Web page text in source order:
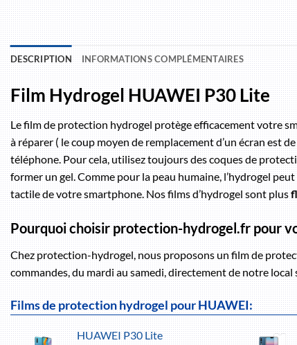
DESCRIPTION INFORMATIONS COMPLÉMENTAIRES
Film Hydrogel HUAWEI P30 Lite
Le film de protection hydrogel protège efficacement votre
à réparer ( le coup moyen de remplacement d’un écran est
téléphone. Pour cela, utilisez toujours des coques de
former un gel. Comme pour la peau humaine, l’hydrogel
tactile de votre smartphone. Nos films d’hydrogel sont plus
Pourquoi choisir protection-hydrogel.fr pour
Chez protection-hydrogel, nous proposons un film de
commandes, du mardi au samedi, directement de notre
Films de protection hydrogel pour HUAWEI:
HUAWEI P30 Lite